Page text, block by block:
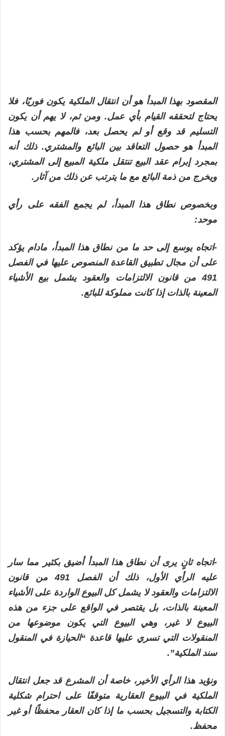
المقصود بهذا المبدأ هو أن انتقال الملكية يكون فوريًا، فلا
يحتاج لتحققه القيام بأي عمل. ومن ثم، لا يهم أن يكون
التسليم قد وقع أو لم يحصل بعد، فالمهم بحسب هذا
المبدأ هو حصول التعاقد بين البائع والمشتري. ذلك أنه
بمجرد إبرام عقد البيع تنتقل ملكية المبيع إلى المشتري،
ويخرج من ذمة البائع مع ما يترتب عن ذلك من آثار.
وبخصوص نطاق هذا المبدأ، لم يجمع الفقه على رأي
موحد:
-اتجاه يوسع إلى حد ما من نطاق هذا المبدأ، مادام يؤكد
على أن مجال تطبيق القاعدة المنصوص عليها في الفصل
491 من قانون الالتزامات والعقود يشمل بيع الأشياء
المعينة بالذات إذا كانت مملوكة للبائع.
-اتجاه ثانٍ يرى أن نطاق هذا المبدأ أضيق بكثير مما سار
عليه الرأي الأول، ذلك أن الفصل 491 من قانون
الالتزامات والعقود لا يشمل كل البيوع الواردة على الأشياء
المعينة بالذات، بل يقتصر في الواقع على جزء من هذه
البيوع لا غير، وهي البيوع التي يكون موضوعها من
المنقولات التي تسري عليها قاعدة “الحيازة في المنقول
سند الملكية”.
ونؤيد هذا الرأي الأخير، خاصة أن المشرع قد جعل انتقال
الملكية في البيوع العقارية متوقفًا على احترام شكلية
الكتابة والتسجيل بحسب ما إذا كان العقار محفظًا أو غير
محفظ.